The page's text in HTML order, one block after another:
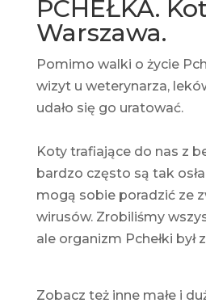
PCHEŁKA.
Warszawa.
Pomimo walki o życie
wizyt u weterynarza,
udało się go uratować.
Koty trafiające do nas z
bardzo często są tak
mogą sobie poradzić ze
wirusów. Zrobiliśmy
ale organizm Pchełki był
Zobacz też inne małe i